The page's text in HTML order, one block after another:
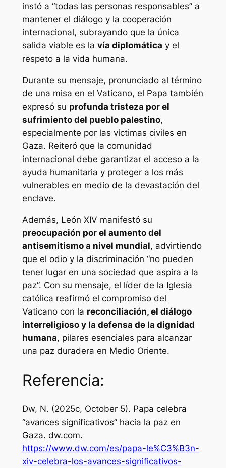
instó a “todas las personas responsables” a
mantener el diálogo y la cooperación
internacional, subrayando que la única
salida viable es la vía diplomática y el
respeto a la vida humana.
Durante su mensaje, pronunciado al término
de una misa en el Vaticano, el Papa también
expresó su profunda tristeza por el
sufrimiento del pueblo palestino,
especialmente por las víctimas civiles en
Gaza. Reiteró que la comunidad
internacional debe garantizar el acceso a la
ayuda humanitaria y proteger a los más
vulnerables en medio de la devastación del
enclave.
Además, León XIV manifestó su
preocupación por el aumento del
antisemitismo a nivel mundial, advirtiendo
que el odio y la discriminación “no pueden
tener lugar en una sociedad que aspira a la
paz”. Con su mensaje, el líder de la Iglesia
católica reafirmó el compromiso del
Vaticano con la reconciliación, el diálogo
interreligioso y la defensa de la dignidad
humana, pilares esenciales para alcanzar
una paz duradera en Medio Oriente.
Referencia:
Dw, N. (2025c, October 5). Papa celebra
“avances significativos” hacia la paz en
Gaza. dw.com.
https://www.dw.com/es/papa-le%C3%B3n-
xiv-celebra-los-avances-significativos-